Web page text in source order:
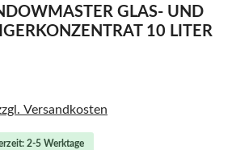
GLAS- UND
10 LITER
Versandkosten
2-5 Werktage